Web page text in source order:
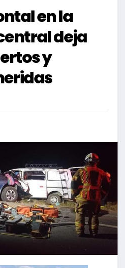
en la
deja
y